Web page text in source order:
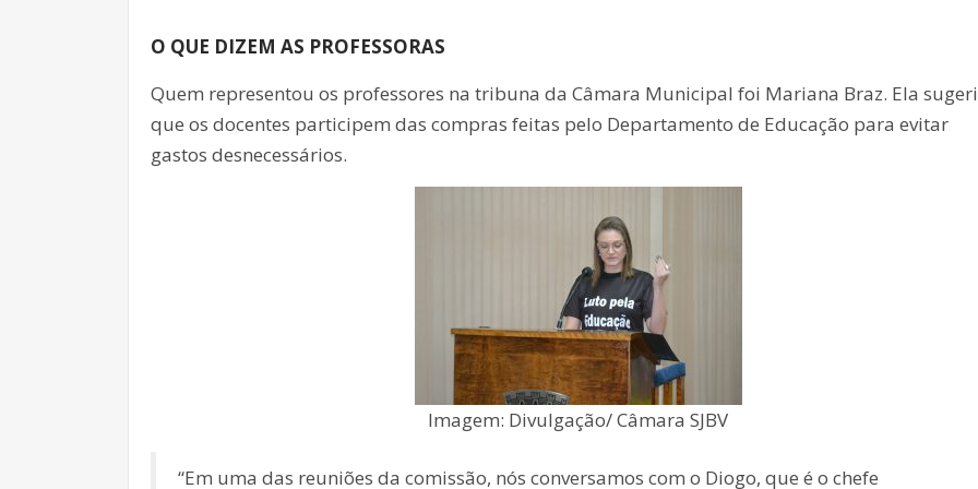
cima
ou
O QUE DIZEM AS PROFESSORAS
Quem representou os professores na tribuna da Câmara Municipal foi Mariana Braz. Ela
que os docentes participem das compras feitas pelo Departamento de Educação para evitar
gastos desnecessários.
Imagem: Divulgação/ Câmara SJBV
“Em uma das reuniões da comissão, nós conversamos com o Diogo, que é o chefe